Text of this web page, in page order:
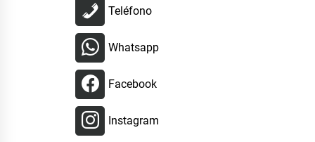
Teléfono
Whatsapp
Facebook
Instagram